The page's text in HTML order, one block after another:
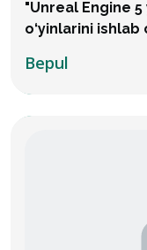
"Unreal Engine
o‘yinlarini ishlab
Bepul